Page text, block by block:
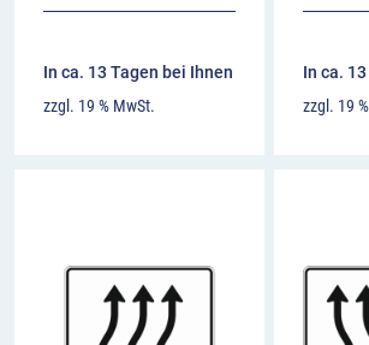
In ca. 13 Tagen bei Ihnen
zzgl. 19 % MwSt.
In ca.
zzgl. 19